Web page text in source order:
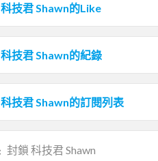
科技君 Shawn的Like
科技君 Shawn的紀錄
科技君 Shawn的訂閱列表
封鎖 科技君 Shawn